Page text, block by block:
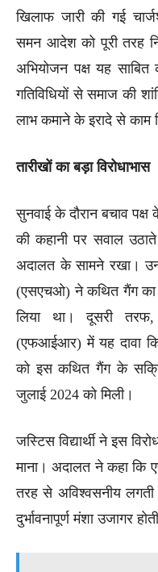
खिलाफ जारी की गई
समन आदेश को पूरी तरह
अभियोजन पक्ष यह साबित
गतिविधियों से समाज की
लाभ कमाने के इरादे से काम
तारीखों का बड़ा विरोधाभास
सुनवाई के दौरान बचाव
की कहानी पर सवाल
अदालत के सामने रखा।
(एसएचओ) ने कथित गैंग का
लिया था। दूसरी
(एफआईआर) में यह दावा
को इस कथित गैंग के
जुलाई 2024 को मिली।
जस्टिस विद्यार्थी ने इस
माना। अदालत ने कहा कि
तरह से अविश्वसनीय
दुर्भावनापूर्ण मंशा उजागर